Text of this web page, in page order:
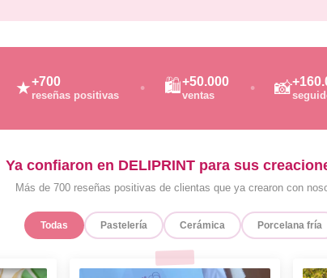
★+700
reseñas positivas 🛍️+50.000
ventas 📸
Ya confiaron en DELIPRINT para sus
Más de 700 reseñas positivas de clientas que ya crearon con
Todas Pastelería Cerámica Porcelana fría